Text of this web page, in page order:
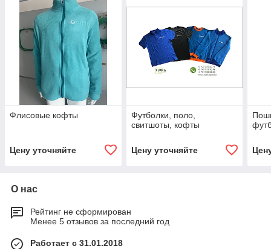
Флисовые кофты
Цену уточняйте
Футболки, поло,
свитшоты, кофты
Цену уточняйте
О нас
Рейтинг не сформирован
Менее 5 отзывов за последний год
Работает с 31.01.2018